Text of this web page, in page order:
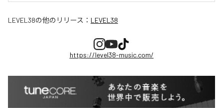
LEVEL38の他のリリース： LEVEL38
https://level38-music.com/